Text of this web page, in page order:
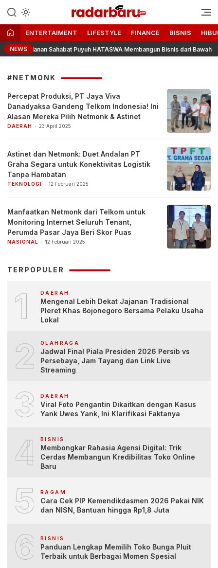
radarbaru.com
Informasi Berita Terbaru dan
Terkini Hari Ini
ENTERTAIMENT LIFESTYLE FINANCE BISNIS
NEWS Sahabat Puyuh HATASWA Membangun Bisnis dari Bawah
#NETMONK
Percepat Produksi, PT Jaya Viva
Danadyaksa Gandeng Telkom Indonesia! Ini
Alasan Mereka Pilih Netmonk & Astinet
DAERAH 23 April 2025
Astinet dan Netmonk: Duet Andalan PT
Graha Segara untuk Konektivitas Logistik
Tanpa Hambatan
TEKNOLOGI 12 Februari 2025
Manfaatkan Netmonk dari Telkom untuk
Monitoring Internet Seluruh Tenant,
Perumda Pasar Jaya Beri Skor Puas
NASIONAL 12 Februari 2025
TERPOPULER
1 DAERAH
Mengenal Lebih Dekat Jajanan Tradisional
Pleret Khas Bojonegoro Bersama Pelaku Usaha
Lokal
2 OLAHRAGA
Jadwal Final Piala Presiden 2026 Persib vs
Persebaya, Jam Tayang dan Link Live
Streaming
3 DAERAH
Viral Foto Pengantin Dikaitkan dengan Kasus
Yank Uwes Yank, Ini Klarifikasi Faktanya
4 BISNIS
Membongkar Rahasia Agensi Digital: Trik
Cerdas Membangun Kredibilitas Toko Online
Baru
5 RAGAM
Cara Cek PIP Kemendikdasmen 2026 Pakai NIK
dan NISN, Bantuan hingga Rp1,8 Juta
6 BISNIS
Panduan Lengkap Memilih Toko Bunga Pluit
Terbaik untuk Berbagai Momen Spesial